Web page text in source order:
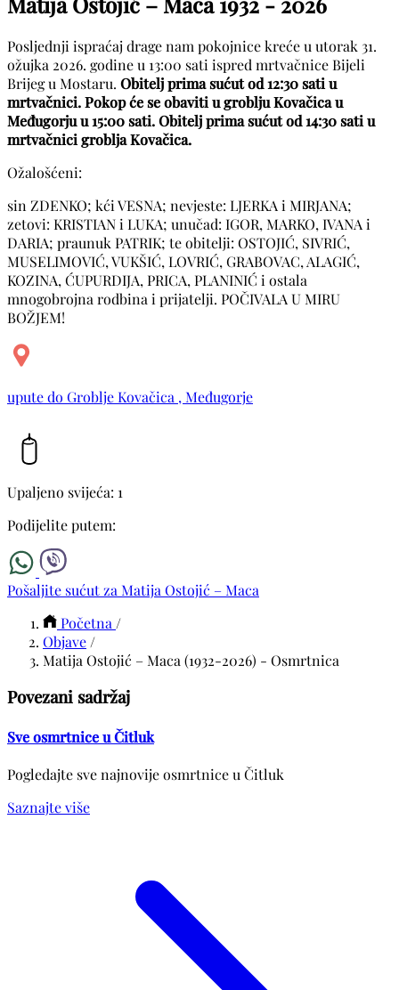
Posljednji ispraćaj drage nam pokojnice kreće u utorak 31.
ožujka 2026. godine u 13:00 sati ispred mrtvačnice Bijeli
Brijeg u Mostaru. Obitelj prima sućut od 12:30 sati u
mrtvačnici. Pokop će se obaviti u groblju Kovačica u
Međugorju u 15:00 sati. Obitelj prima sućut od 14:30 sati u
mrtvačnici groblja Kovačica.
Ožalošćeni:
sin ZDENKO; kći VESNA; nevjeste: LJERKA i MIRJANA;
zetovi: KRISTIAN i LUKA; unučad: IGOR, MARKO, IVANA i
DARIA; praunuk PATRIK; te obitelji: OSTOJIĆ, SIVRIĆ,
MUSELIMOVIĆ, VUKŠIĆ, LOVRIĆ, GRABOVAC, ALAGIĆ,
KOZINA, ĆUPURDIJA, PRICA, PLANINIĆ i ostala
mnogobrojna rodbina i prijatelji. POČIVALA U MIRU
BOŽJEM!
upute do Groblje Kovačica , Međugorje
Upaljeno svijeća: 1
Podijelite putem:
Pošaljite sućut za Matija Ostojić – Maca
Početna /
Objave /
Matija Ostojić – Maca (1932-2026) - Osmrtnica
Povezani sadržaj
Sve osmrtnice u Čitluk
Pogledajte sve najnovije osmrtnice u Čitluk
Saznajte više